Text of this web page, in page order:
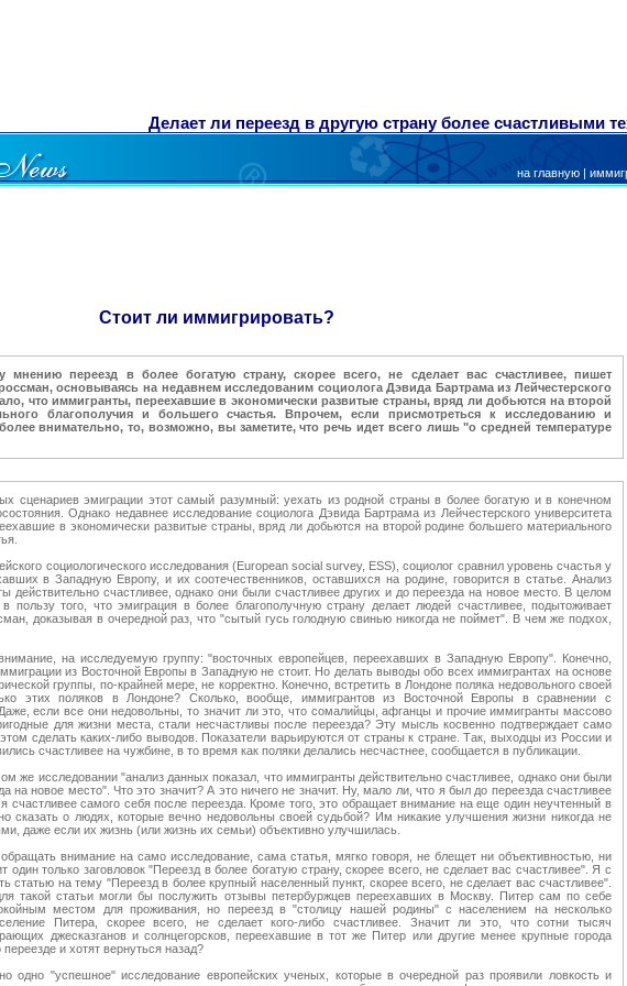
Делает ли переезд в другую страну более счастливыми
на главную |
Стоит ли иммигрировать?
мнению переезд в более богатую страну, скорее всего, не сделает вас счастливее, пишет
основываясь на недавнем исследованим социолога Дэвида Бартрама из Лейчестерского
что иммигранты, переехавшие в экономически развитые страны, вряд ли добьются на второй
благополучия и большего счастья. Впрочем, если присмотреться к исследованию и
внимательно, то, возможно, вы заметите, что речь идет всего лишь "о средней температуре
сценариев эмиграции этот самый разумный: уехать из родной страны в более богатую и в конечном
Однако недавнее исследование социолога Дэвида Бартрама из Лейчестерского университета
в экономически развитые страны, вряд ли добьются на второй родине большего материального
социологического исследования (European social survey, ESS), социолог сравнил уровень счастья у
в Западную Европу, и их соотечественников, оставшихся на родине, говорится в статье. Анализ
действительно счастливее, однако они были счастливее других и до переезда на новое место. В целом
пользу того, что эмиграция в более благополучную страну делает людей счастливее, подытоживает
доказывая в очередной раз, что "сытый гусь голодную свинью никогда не поймет". В чем же подхох,
на исследуемую группу: "восточных европейцев, переехавших в Западную Европу". Конечно,
из Восточной Европы в Западную не стоит. Но делать выводы обо всех иммигрантах на основе
группы, по-крайней мере, не корректно. Конечно, встретить в Лондоне поляка недовольного своей
этих поляков в Лондоне? Сколько, вообще, иммигрантов из Восточной Европы в сравнении с
если все они недовольны, то значит ли это, что сомалийцы, афганцы и прочие иммигранты массово
для жизни места, стали несчастливы после переезда? Эту мысль косвенно подтверждает само
сделать каких-либо выводов. Показатели варьируются от страны к стране. Так, выходцы из России и
счастливее на чужбине, в то время как поляки делались несчастнее, сообщается в публикации.
же исследовании "анализ данных показал, что иммигранты действительно счастливее, однако они были
на новое место". Что это значит? А это ничего не значит. Ну, мало ли, что я был до переезда счастливее
счастливее самого себя после переезда. Кроме того, это обращает внимание на еще один неучтенный в
сказать о людях, которые вечно недовольны своей судьбой? Им никакие улучшения жизни никогда не
даже если их жизнь (или жизнь их семьи) объективно улучшилась.
внимание на само исследование, сама статья, мягко говоря, не блещет ни объективностью, ни
один только заговловок "Переезд в более богатую страну, скорее всего, не сделает вас счастливее". Я с
статью на тему "Переезд в более крупный населенный пункт, скорее всего, не сделает вас счастливее".
такой статьи могли бы послужить отзывы петербуржцев переехавших в Москву. Питер сам по себе
местом для проживания, но переезд в "столицу нашей родины" с населением на несколько
Питера, скорее всего, не сделает кого-либо счастливее. Значит ли это, что сотни тысяч
джесказганов и солнцегорсков, переехавшие в тот же Питер или другие менее крупные города
и хотят вернуться назад?
"успешное" исследование европейских ученых, которые в очередной раз проявили ловкость и